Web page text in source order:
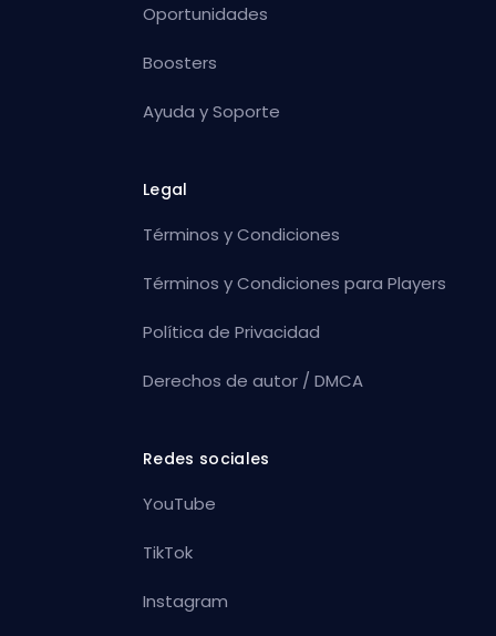
Oportunidades
Boosters
Ayuda y Soporte
Legal
Términos y Condiciones
Términos y Condiciones para Players
Política de Privacidad
Derechos de autor / DMCA
Redes sociales
YouTube
TikTok
Instagram